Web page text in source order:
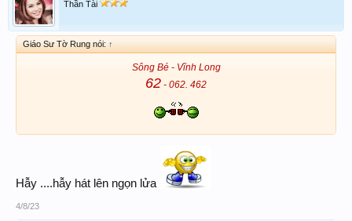
Thần Tài
Giáo Sư Tờ Rung nói: ↑
Sông Bé - Vĩnh Long
62 - 062. 462
Hẫy ....hẫy hát lên ngọn lửa
4/8/23